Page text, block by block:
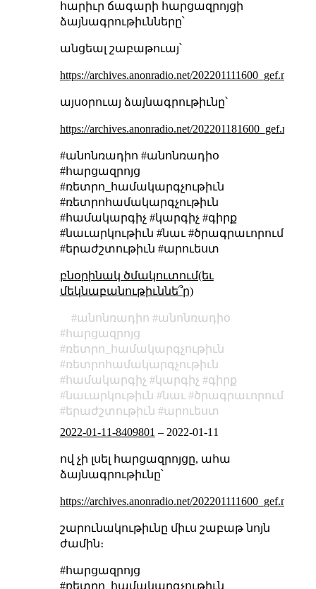
հարիւր ճագարի հարցազրոյցի
ձայնագրութիւնները՝
անցեալ շաբաթուայ՝
https://archives.anonradio.net/202201111600_gef.mp3
այսօրուայ ձայնագրութիւնը՝
https://archives.anonradio.net/202201181600_gef.mp3
#անոնռադիո #անոնռադիօ
#հարցազրոյց
#ռետրո_համակարգչութիւն
#ռետրոհամակարգչութիւն
#համակարգիչ #կարգիչ #գիրք
#նաւարկութիւն #նաւ #ծրագրաւորում
#երաժշտութիւն #արուեստ
բնօրինակ ծմակուտում(եւ
մեկնաբանութիւննե՞ր)
անոնռադիո
անոնռադիօ
հարցազրոյց
ռետրո_համակարգչութիւն
ռետրոհամակարգչութիւն
համակարգիչ
կարգիչ
գիրք
նաւարկութիւն
նաւ
ծրագրաւորում
երաժշտութիւն
արուեստ
2022-01-11-8409801 – 2022-01-11
ով չի լսել հարցազրոյցը, ահա
ձայնագրութիւնը՝
https://archives.anonradio.net/202201111600_gef.mp3
շարունակութիւնը միւս շաբաթ նոյն
ժամին։
#հարցազրոյց
#ռետրո_համակարգչութիւն